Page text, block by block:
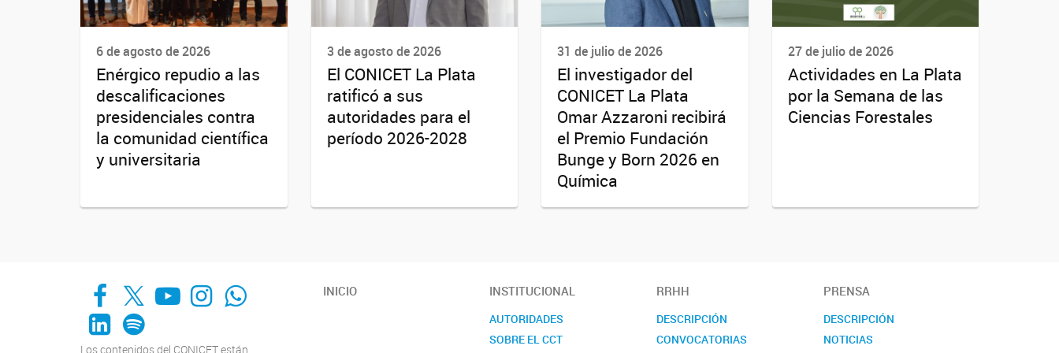
6 de agosto de 2026
Enérgico repudio a las
descalificaciones
presidenciales contra
la comunidad científica
y universitaria
3 de agosto de 2026
El CONICET La Plata
ratificó a sus
autoridades para el
período 2026-2028
31 de julio de 2026
El investigador del
CONICET La Plata
Omar Azzaroni recibirá
el Premio Fundación
Bunge y Born 2026 en
Química
27 de julio de 2026
Actividades en La Plata
por la Semana de las
Ciencias Forestales
Facebook
X YouTube
Instagram
Whats App
LinkedIn
Spotify
Los contenidos del CONICET están
INICIO INSTITUCIONAL
AUTORIDADES
SOBRE EL CCT
RRHH
DESCRIPCIÓN
CONVOCATORIAS
PRENSA
DESCRIPCIÓN
NOTICIAS